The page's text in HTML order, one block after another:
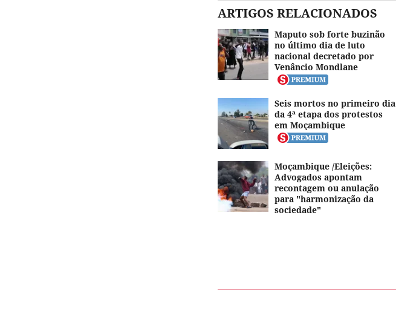
ARTIGOS RELACIONADOS
Maputo sob forte buzinão
no último dia de luto
nacional decretado por
Venâncio Mondlane
Seis mortos no primeiro dia
da 4ª etapa dos protestos
em Moçambique
Moçambique /Eleições:
Advogados apontam
recontagem ou anulação
para "harmonização da
sociedade"